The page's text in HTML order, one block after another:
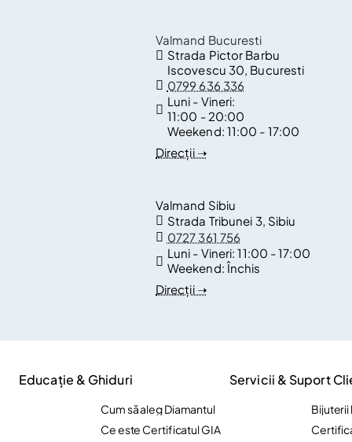
Valmand Bucuresti
Strada Pictor Barbu
Iscovescu 30, Bucuresti
0799 636 336
Luni - Vineri:
11:00 - 20:00
Weekend: 11:00 - 17:00
Direcții ➝
Valmand Sibiu
Strada Tribunei 3, Sibiu
0727 361 756
Luni - Vineri:11:00 - 17:00
Weekend:Închis
Direcții ➝
Educație & Ghiduri
Cum să aleg Diamantul
Ce este Certificatul GIA
Servicii & Suport
Bijuterii